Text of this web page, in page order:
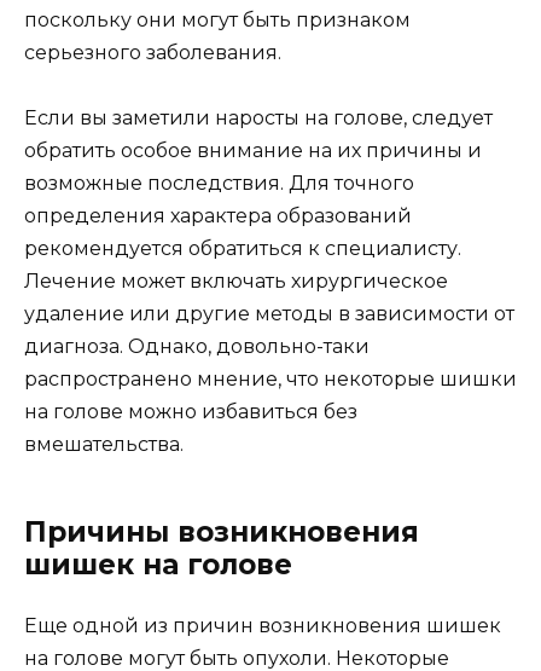
поскольку они могут быть признаком
серьезного заболевания.
Если вы заметили наросты на голове, следует
обратить особое внимание на их причины и
возможные последствия. Для точного
определения характера образований
рекомендуется обратиться к специалисту.
Лечение может включать хирургическое
удаление или другие методы в зависимости от
диагноза. Однако, довольно-таки
распространено мнение, что некоторые шишки
на голове можно избавиться без
вмешательства.
Причины возникновения
шишек на голове
Еще одной из причин возникновения шишек
на голове могут быть опухоли. Некоторые